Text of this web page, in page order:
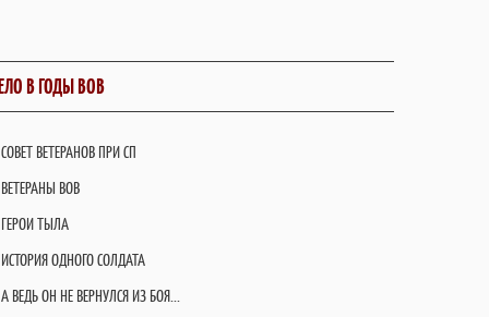
В ГОДЫ ВОВ
СОВЕТ ВЕТЕРАНОВ ПРИ СП
ВЕТЕРАНЫ ВОВ
ГЕРОИ ТЫЛА
ИСТОРИЯ ОДНОГО СОЛДАТА
А ВЕДЬ ОН НЕ ВЕРНУЛСЯ ИЗ БОЯ...